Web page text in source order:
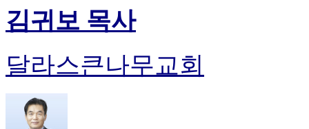
김귀보 목사
달라스큰나무교회